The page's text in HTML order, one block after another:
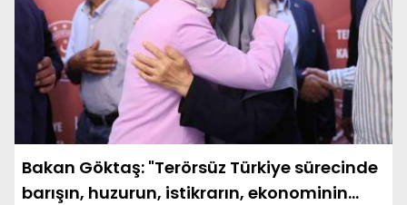
Bakan Göktaş: "Terörsüz Türkiye sürecinde
barışın, huzurun, istikrarın, ekonominin